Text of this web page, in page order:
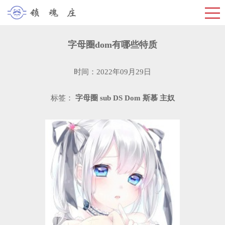
​字母圈dom有哪些特质
时间：2022年09月29日
标签： 字母圈 sub DS Dom 斯慕 主奴